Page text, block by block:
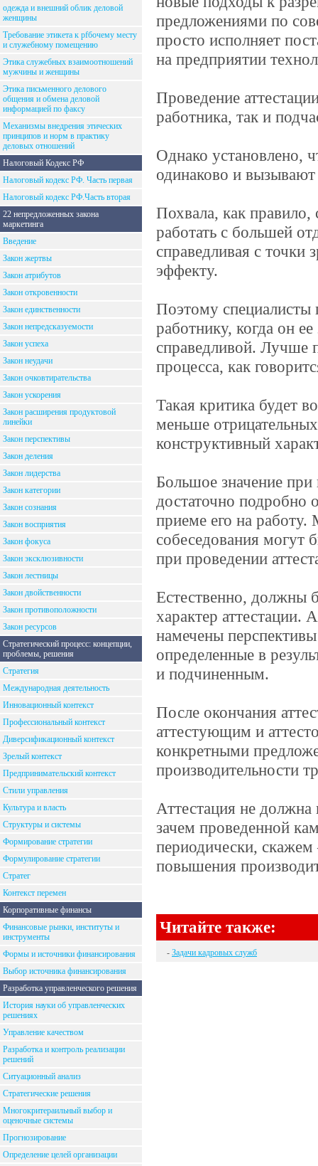
одежда и внешний облик деловой
женщины
Требование этикета к рfбочему месту
и служебному помещению
Этика служебных взаимоотношений
мужчины и женщины
Этика письменного делового
общения и обмена деловой
информацией по факсу
Механизмы внедрения этических
принципов и норм в практику
деловых отношений
Налоговый Кодекс РФ
Налоговый кодекс РФ. Часть первая
Налоговый кодекс РФ.Часть вторая
22 непредложенных закона
маркетинга
Введение
Закон жертвы
Закон атрибутов
Закон откровенности
Закон единственности
Закон непредсказуемости
Закон успеха
Закон неудачи
Закон очковтирательства
Закон ускорения
Закон расширения продуктовой
линейки
Закон перспективы
Закон деления
Закон лидерства
Закон категории
Закон сознания
Закон восприятия
Закон фокуса
Закон эксклюзивности
Закон лестницы
Закон двойственности
Закон противоположности
Закон ресурсов
Стратегический процесс: концепции,
проблемы, решения
Стратегия
Международная деятельность
Инновационный контекст
Профессиональный контекст
Диверсификационный контекст
Зрелый контекст
Предпринимательский контекст
Стили управления
Культура и власть
Структуры и системы
Формирование стратегии
Формулирование стратегии
Стратег
Контекст перемен
Корпоративные финансы
Финансовые рынки, институты и
инструменты
Формы и источники финансирования
Выбор источника финансирования
Разработка управленческого решения
История науки об управленческих
решениях
Управление качеством
Разработка и контроль реализации
решений
Ситуационный анализ
Стратегические решения
Многокритераильный выбор и
оценочные системы
Прогнозирование
Определение целей организации
предложениями по
просто исполняет
на предприятии
Проведение
работника, так и
Однако установлено,
одинаково и
Похвала, как правило,
работать с большей
справедливая с точки
эффекту.
Поэтому специалисты
работнику, когда он
справедливой. Лучше
процесса, как
Такая критика будет
меньше
конструктивный
Большое значение
достаточно подробно
приеме его на
собеседования могут
при проведении
Естественно, должны
характер
намечены
определенные в
и подчиненным.
После окончания
аттестующим и
конкретными
производительности
Аттестация не должна
зачем проведенной
периодически,
повышения
Читайте также:
- Задачи кадровых служб